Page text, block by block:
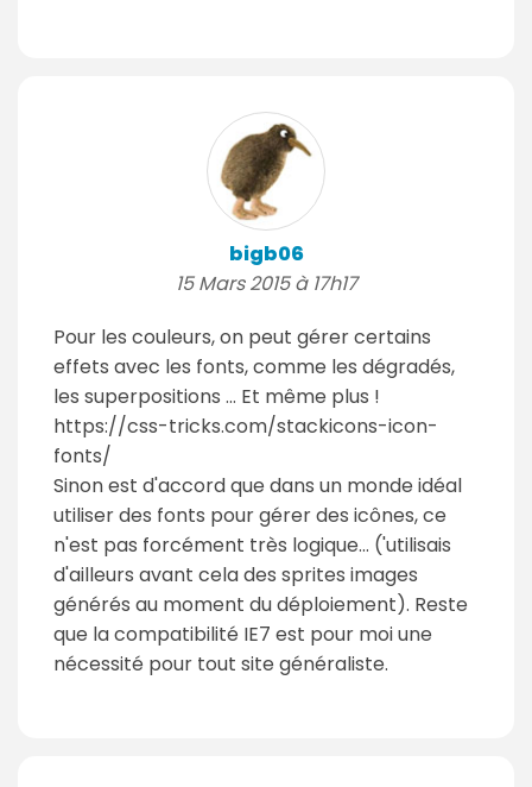
bigb06
15 Mars 2015 à 17h17
Pour les couleurs, on peut gérer certains
effets avec les fonts, comme les dégradés,
les superpositions ... Et même plus !
https://css-tricks.com/stackicons-icon-
fonts/
Sinon est d'accord que dans un monde idéal
utiliser des fonts pour gérer des icônes, ce
n'est pas forcément très logique... ('utilisais
d'ailleurs avant cela des sprites images
générés au moment du déploiement). Reste
que la compatibilité IE7 est pour moi une
nécessité pour tout site généraliste.